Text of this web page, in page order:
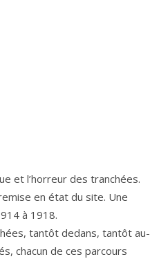
et l’horreur des tranchées.
en état du site. Une
à 1918.
tantôt dedans, tantôt au-
chacun de ces parcours